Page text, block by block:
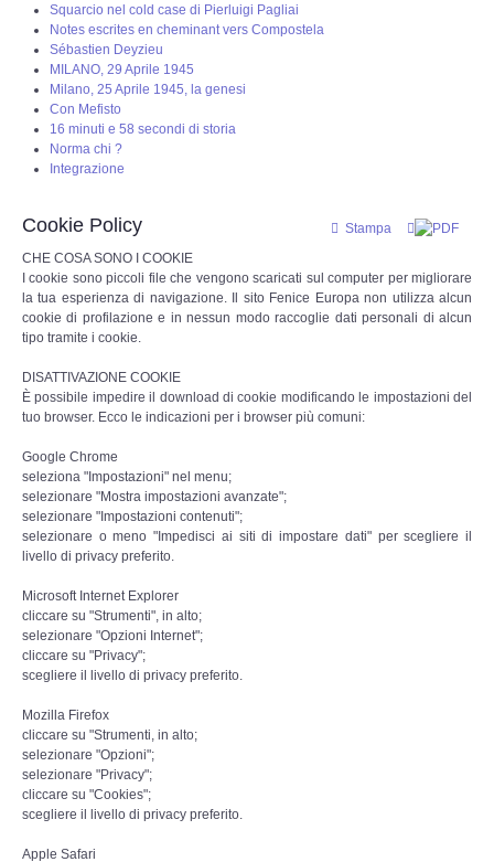
Eventi in programmazione
STORIA
Protostoria
Storia - La Reconquista
La nostra storia
Leggende e Feste
CULTURA
Saggi e Testi
Recensioni letterarie
Abecedarium
Mito e Poesia
I CADUTI
Squarcio nel cold case di Pierluigi Pagliai
Notes escrites en cheminant vers Compostela
Sébastien Deyzieu
MILANO, 29 Aprile 1945
Milano, 25 Aprile 1945, la genesi
Con Mefisto
16 minuti e 58 secondi di storia
Norma chi ?
Integrazione
Stampa
Cookie Policy
CHE COSA SONO I COOKIE
I cookie sono piccoli file che vengono scaricati sul computer per migliorare
la tua esperienza di navigazione. Il sito Fenice Europa non utilizza alcun
cookie di profilazione e in nessun modo raccoglie dati personali di alcun
tipo tramite i cookie.
DISATTIVAZIONE COOKIE
È possibile impedire il download di cookie modificando le impostazioni del
tuo browser. Ecco le indicazioni per i browser più comuni:
Google Chrome
seleziona "Impostazioni" nel menu;
selezionare "Mostra impostazioni avanzate";
selezionare "Impostazioni contenuti";
selezionare o meno "Impedisci ai siti di impostare dati" per scegliere il
livello di privacy preferito.
Microsoft Internet Explorer
cliccare su "Strumenti", in alto;
selezionare "Opzioni Internet";
cliccare su "Privacy";
scegliere il livello di privacy preferito.
Mozilla Firefox
cliccare su "Strumenti, in alto;
selezionare "Opzioni";
selezionare "Privacy";
cliccare su "Cookies";
scegliere il livello di privacy preferito.
Apple Safari